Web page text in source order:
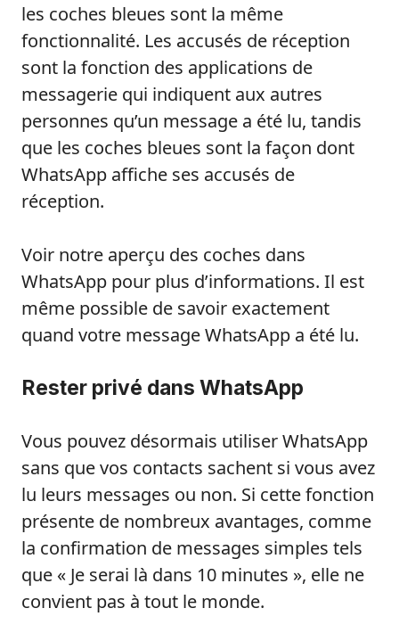
les coches bleues sont la même
fonctionnalité. Les accusés de réception
sont la fonction des applications de
messagerie qui indiquent aux autres
personnes qu’un message a été lu, tandis
que les coches bleues sont la façon dont
WhatsApp affiche ses accusés de
réception.
Voir notre aperçu des coches dans
WhatsApp pour plus d’informations. Il est
même possible de savoir exactement
quand votre message WhatsApp a été lu.
Rester privé dans WhatsApp
Vous pouvez désormais utiliser WhatsApp
sans que vos contacts sachent si vous avez
lu leurs messages ou non. Si cette fonction
présente de nombreux avantages, comme
la confirmation de messages simples tels
que « Je serai là dans 10 minutes », elle ne
convient pas à tout le monde.